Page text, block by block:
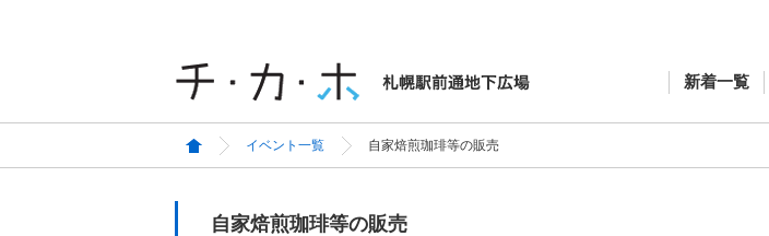
新着一覧
イベント一覧 自家焙煎珈琲等の販売
自家焙煎珈琲等の販売